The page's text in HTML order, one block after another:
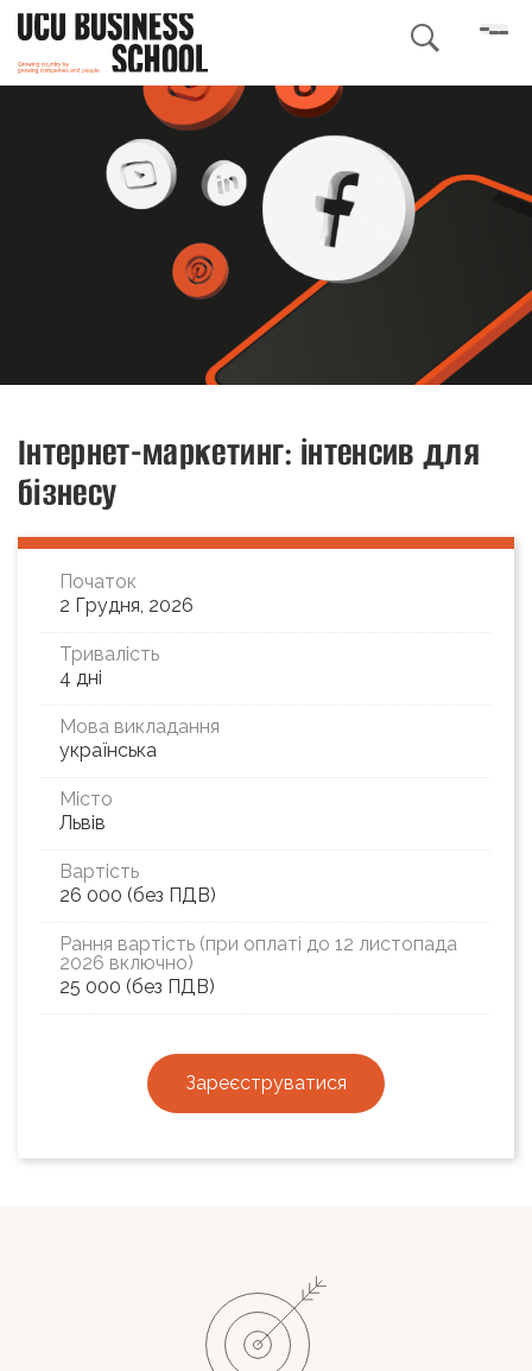

Інтернет-маркетинг: інтенсив для
бізнесу
Початок
2 Грудня, 2026
Тривалість
4 дні
Мова викладання
українська
Місто
Львів
Вартість
26 000 (без ПДВ)
Рання вартість (при оплаті до 12 листопада
2026 включно)
25 000 (без ПДВ)
Зареєструватися